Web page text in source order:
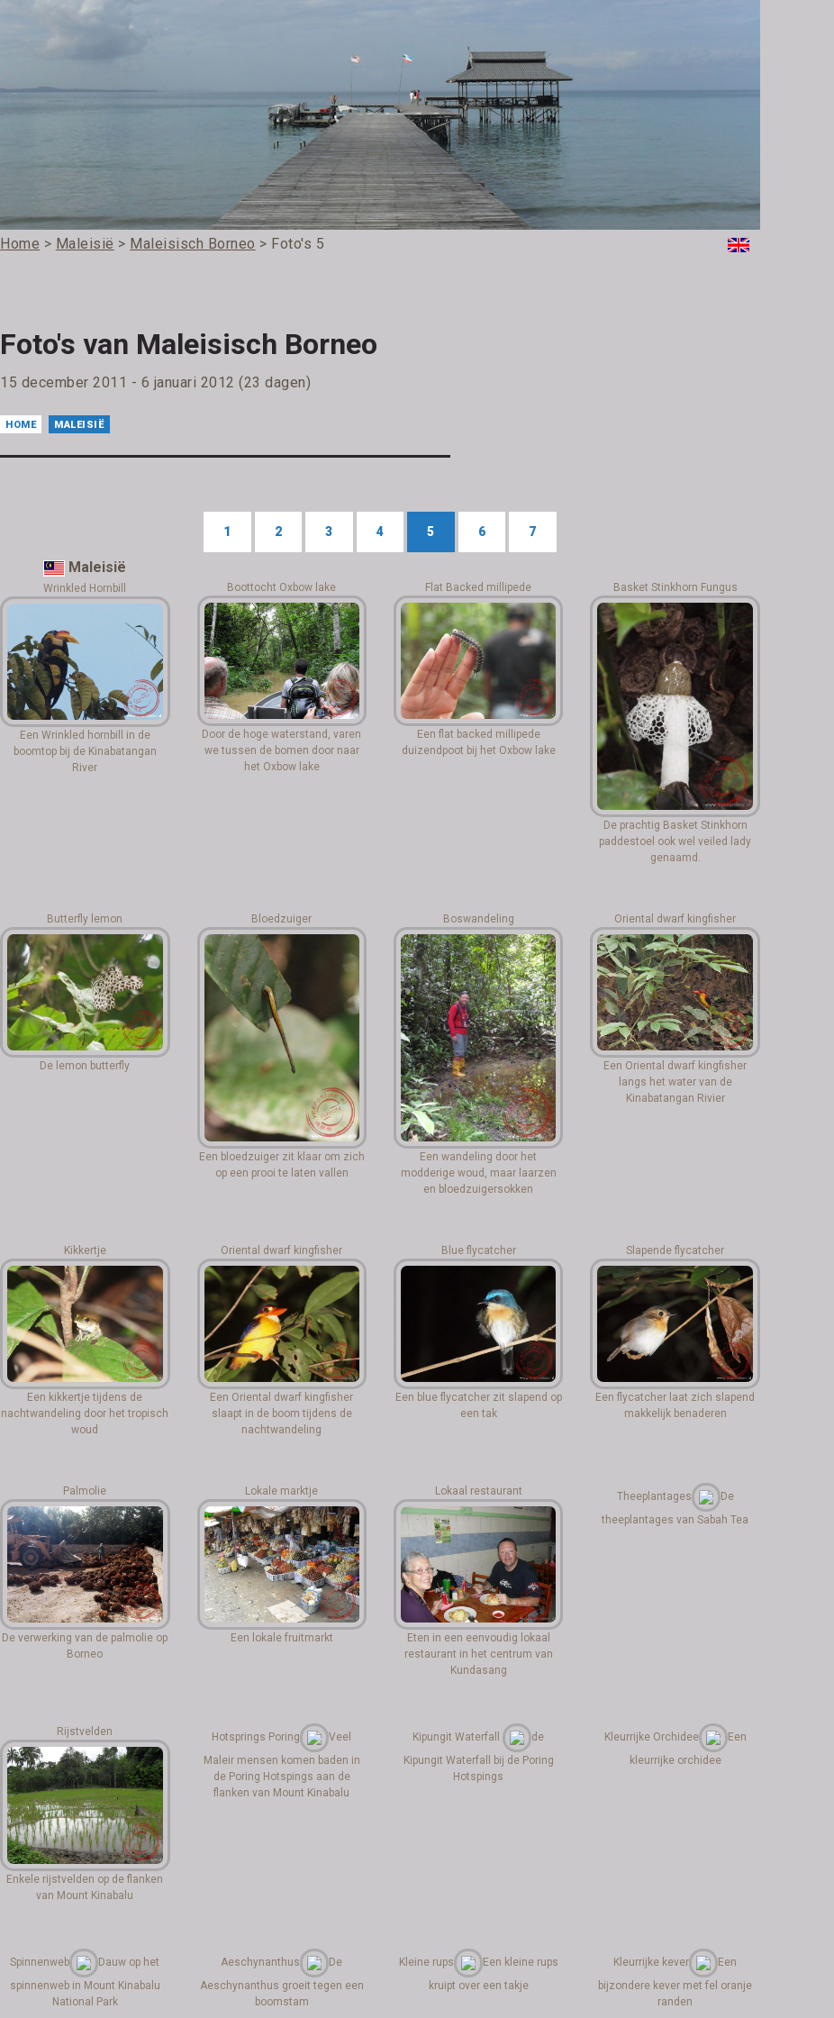
Home > Maleisië > Maleisisch Borneo > Foto's 5
Foto's van Maleisisch Borneo
15 december 2011 - 6 januari 2012 (23 dagen)
HOME MALEISIË
1 2 3 4 5 6 7
Maleisië
Wrinkled Hornbill
Een Wrinkled hornbill in de
boomtop bij de Kinabatangan
River
Boottocht Oxbow lake
Door de hoge waterstand, varen
we tussen de bomen door naar
het Oxbow lake
Flat Backed millipede
Een flat backed millipede
duizendpoot bij het Oxbow lake
Basket Stinkhorn Fungus
De prachtig Basket Stinkhorn
paddestoel ook wel veiled lady
genaamd.
Butterfly lemon
De lemon butterfly
Bloedzuiger
Een bloedzuiger zit klaar om zich
op een prooi te laten vallen
Boswandeling
Een wandeling door het
modderige woud, maar laarzen
en bloedzuigersokken
Oriental dwarf kingfisher
Een Oriental dwarf kingfisher
langs het water van de
Kinabatangan Rivier
Kikkertje
Een kikkertje tijdens de
nachtwandeling door het tropisch
woud
Oriental dwarf kingfisher
Een Oriental dwarf kingfisher
slaapt in de boom tijdens de
nachtwandeling
Blue flycatcher
Een blue flycatcher zit slapend op
een tak
Slapende flycatcher
Een flycatcher laat zich slapend
makkelijk benaderen
Palmolie
De verwerking van de palmolie op
Borneo
Lokale marktje
Een lokale fruitmarkt
Lokaal restaurant
Eten in een eenvoudig lokaal
restaurant in het centrum van
Kundasang
Theeplantages
De
theeplantages van Sabah Tea
Rijstvelden
Enkele rijstvelden op de flanken
van Mount Kinabalu
Hotsprings Poring
Veel
Maleir mensen komen baden in
de Poring Hotspings aan de
flanken van Mount Kinabalu
Kipungit Waterfall
de
Kipungit Waterfall bij de Poring
Hotspings
Kleurrijke Orchidee
Een
kleurrijke orchidee
Spinnenweb
Dauw op het
spinnenweb in Mount Kinabalu
National Park
Aeschynanthus
De
Aeschynanthus groeit tegen een
boomstam
Kleine rups
Een kleine rups
kruipt over een takje
Kleurrijke kever
Een
bijzondere kever met fel oranje
randen